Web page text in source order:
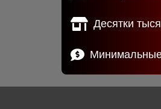
Десятки